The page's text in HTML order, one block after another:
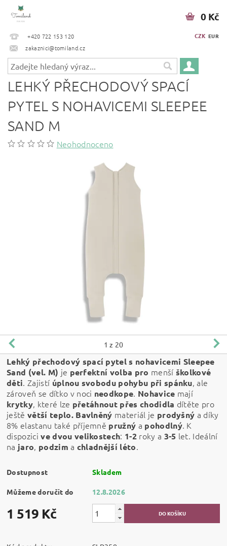
+420 722 153 120
zakaznici@tomiland.cz
CZK EUR
0 Kč
LEHKÝ PŘECHODOVÝ SPACÍ
PYTEL S NOHAVICEMI SLEEPEE
SAND M
Neohodnoceno
1 z 20
Lehký přechodový spací pytel s nohavicemi Sleepee
Sand (vel. M) je perfektní volba pro menší školkové
děti. Zajistí úplnou svobodu pohybu při spánku, ale
zároveň se dítko v noci neodkope. Nohavice mají
krytky, které lze přetáhnout přes chodidla dítěte pro
ještě větší teplo. Bavlněný materiál je prodyšný a díky
8% elastanu také příjemně pružný a pohodlný. K
dispozicive dvou velikostech: 1-2roky a 3-5 let. Ideální
na jaro, podzim a chladnější léto.
Dostupnost Skladem
Můžeme doručit do 12.8.2026
1 519 Kč